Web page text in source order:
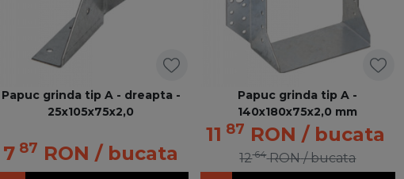
Papuc grinda tip A - dreapta -
25x105x75x2,0
7 87 RON / bucata
Papuc grinda tip A -
140x180x75x2,0 mm
11 87 RON / bucata
1264 RON / bucata